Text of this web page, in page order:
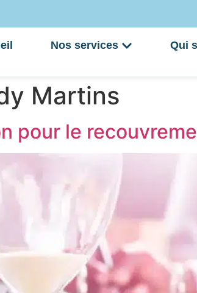
Nos services Qui
Martins
pour le